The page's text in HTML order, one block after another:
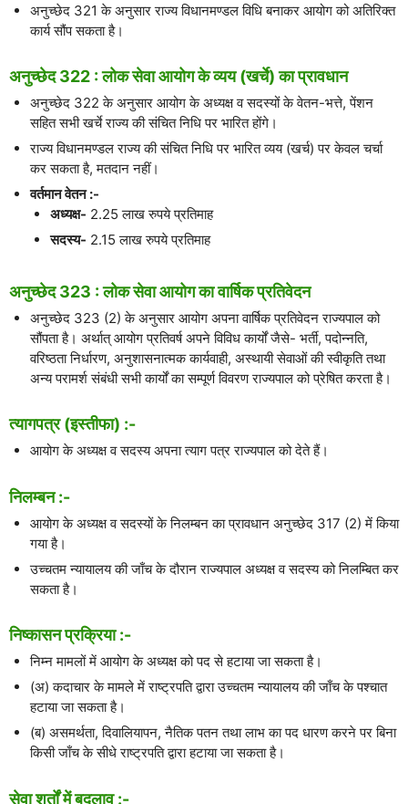
अनुच्छेद 321 के अनुसार राज्य विधानमण्डल विधि बनाकर आयोग को अतिरिक्त
कार्य सौंप सकता है।
अनुच्छेद 322 : लोक सेवा आयोग के व्यय (खर्चे) का प्रावधान
अनुच्छेद 322 के अनुसार आयोग के अध्यक्ष व सदस्यों के वेतन-भत्ते, पेंशन
सहित सभी खर्चे राज्य की संचित निधि पर भारित होंगे।
राज्य विधानमण्डल राज्य की संचित निधि पर भारित व्यय (खर्च) पर केवल चर्चा
कर सकता है, मतदान नहीं।
वर्तमान वेतन :-
अध्यक्ष- 2.25 लाख रुपये प्रतिमाह
सदस्य- 2.15 लाख रुपये प्रतिमाह
अनुच्छेद 323 : लोक सेवा आयोग का वार्षिक प्रतिवेदन
अनुच्छेद 323 (2) के अनुसार आयोग अपना वार्षिक प्रतिवेदन राज्यपाल को
सौंपता है। अर्थात् आयोग प्रतिवर्ष अपने विविध कार्यों जैसे- भर्ती, पदोन्नति,
वरिष्ठता निर्धारण, अनुशासनात्मक कार्यवाही, अस्थायी सेवाओं की स्वीकृति तथा
अन्य परामर्श संबंधी सभी कार्यों का सम्पूर्ण विवरण राज्यपाल को प्रेषित करता है।
त्यागपत्र (इस्तीफा) :-
आयोग के अध्यक्ष व सदस्य अपना त्याग पत्र राज्यपाल को देते हैं।
निलम्बन :-
आयोग के अध्यक्ष व सदस्यों के निलम्बन का प्रावधान अनुच्छेद 317 (2) में किया
गया है।
उच्चतम न्यायालय की जाँच के दौरान राज्यपाल अध्यक्ष व सदस्य को निलम्बित कर
सकता है।
निष्कासन प्रक्रिया :-
निम्न मामलों में आयोग के अध्यक्ष को पद से हटाया जा सकता है।
(अ) कदाचार के मामले में राष्ट्रपति द्वारा उच्चतम न्यायालय की जाँच के पश्चात
हटाया जा सकता है।
(ब) असमर्थता, दिवालियापन, नैतिक पतन तथा लाभ का पद धारण करने पर बिना
किसी जाँच के सीधे राष्ट्रपति द्वारा हटाया जा सकता है।
सेवा शर्तों में बदलाव :-